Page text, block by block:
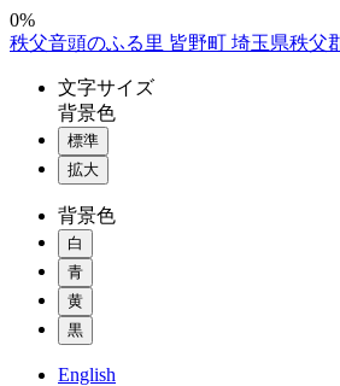
コ
ン
0%
秩父音頭のふる里 皆野町 埼玉県秩父
文字サイズ
背景色
標準
拡大
背景色
白
青
黄
黒
English